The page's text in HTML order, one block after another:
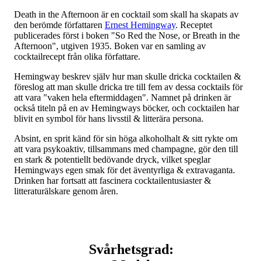
Death in the Afternoon är en cocktail som skall ha skapats av
den berömde författaren Ernest Hemingway. Receptet
publicerades först i boken "So Red the Nose, or Breath in the
Afternoon", utgiven 1935. Boken var en samling av
cocktailrecept från olika författare.
Hemingway beskrev själv hur man skulle dricka cocktailen &
föreslog att man skulle dricka tre till fem av dessa cocktails för
att vara "vaken hela eftermiddagen". Namnet på drinken är
också titeln på en av Hemingways böcker, och cocktailen har
blivit en symbol för hans livsstil & litterära persona.
Absint, en sprit känd för sin höga alkoholhalt & sitt rykte om
att vara psykoaktiv, tillsammans med champagne, gör den till
en stark & potentiellt bedövande dryck, vilket speglar
Hemingways egen smak för det äventyrliga & extravaganta.
Drinken har fortsatt att fascinera cocktailentusiaster &
litteraturälskare genom åren.
Svårhetsgrad: